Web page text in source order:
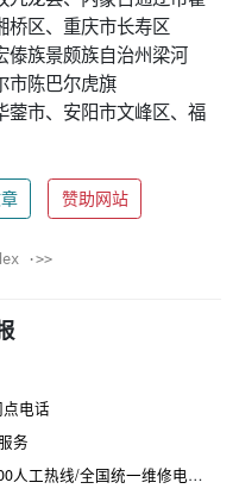
桥区、重庆市长寿区
傣族景颇族自治州梁河
市陈巴尔虎旗
蓥市、安阳市文峰区、福
赞助网站
·>>
电话
务
热线/全国统一维修电话是多少